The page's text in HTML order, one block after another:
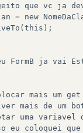
que vc ja
= new
( this );
FormB ja vai
mais um get
mais de um
uma variavel
eu coloquei
que